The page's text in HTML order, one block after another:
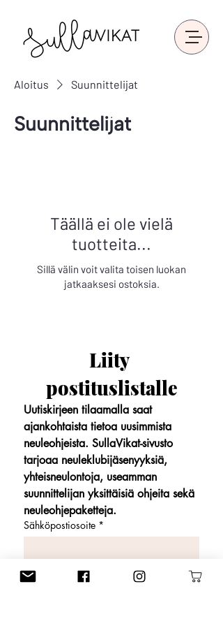
Aloitus Suunnittelijat
Suunnittelijat
Täällä ei ole vielä
tuotteita...
Sillä välin voit valita toisen luokan
jatkaaksesi ostoksia.
Liity
postituslistalle
Uutiskirjeen tilaamalla saat
ajankohtaista tietoa uusimmista
neuleohjeista. SullaVikat-sivusto
tarjoaa neuleklubijäsenyyksiä,
yhteisneulontoja, useamman
suunnittelijan yksittäisiä ohjeita sekä
neuleohjepaketteja.
Sähköpostiosoite *